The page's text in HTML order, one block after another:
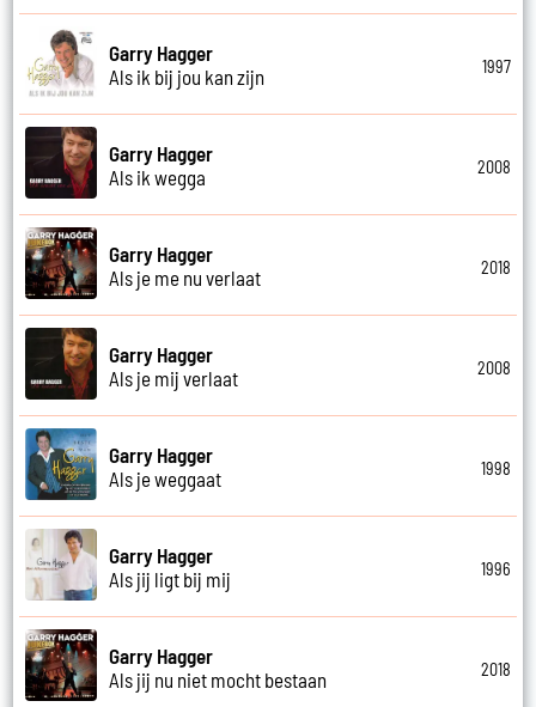
Garry Hagger
Als ik bij jou kan zijn
1997
Garry Hagger
Als ik wegga
2008
Garry Hagger
Als je me nu verlaat
2018
Garry Hagger
Als je mij verlaat
2008
Garry Hagger
Als je weggaat
1998
Garry Hagger
Als jij ligt bij mij
1996
Garry Hagger
Als jij nu niet mocht bestaan
2018